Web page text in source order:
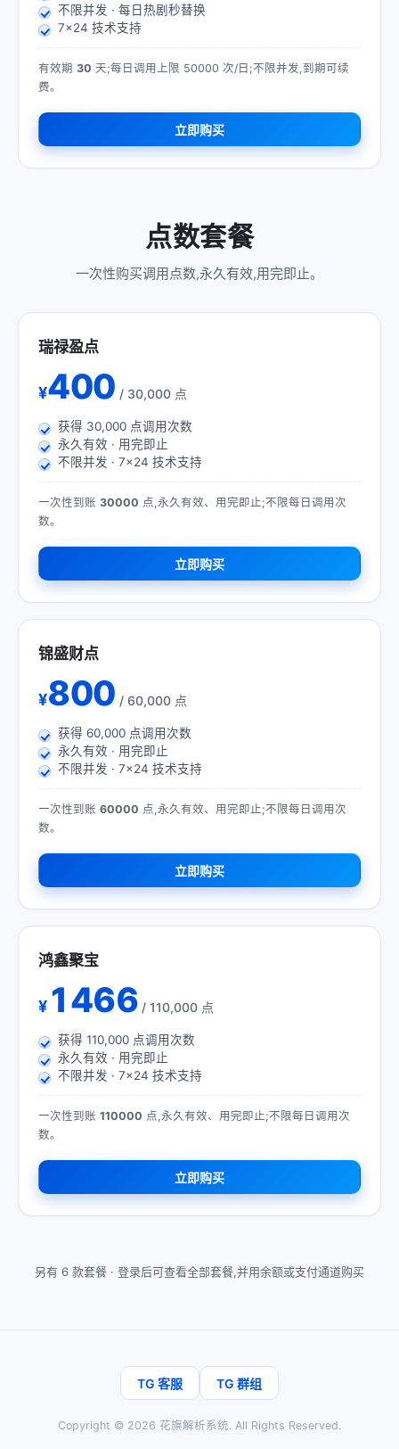
不限并发 · 每日热剧秒替换
7×24 技术支持
有效期 30 天;每日调用上限 50000 次/日;不限并发,到期可续
费。
立即购买
点数套餐
一次性购买调用点数,永久有效,用完即止。
瑞禄盈点
¥400 / 30,000 点
获得 30,000 点调用次数
永久有效 · 用完即止
不限并发 · 7×24 技术支持
一次性到账 30000 点,永久有效、用完即止;不限每日调用次
数。
立即购买
锦盛财点
¥800 / 60,000 点
获得 60,000 点调用次数
永久有效 · 用完即止
不限并发 · 7×24 技术支持
一次性到账 60000 点,永久有效、用完即止;不限每日调用次
数。
立即购买
鸿鑫聚宝
¥ 1466 / 110,000 点
获得 110,000 点调用次数
永久有效 · 用完即止
不限并发 · 7×24 技术支持
一次性到账 110000 点,永久有效、用完即止;不限每日调用次
数。
立即购买
另有 6 款套餐 · 登录后可查看全部套餐,并用余额或支付通道购买
TG 客服 TG 群组
Copyright © 2026 花旗解析系统. All Rights Reserved.